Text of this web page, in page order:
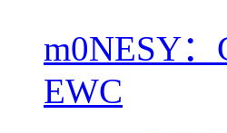
m0NESY
EWC